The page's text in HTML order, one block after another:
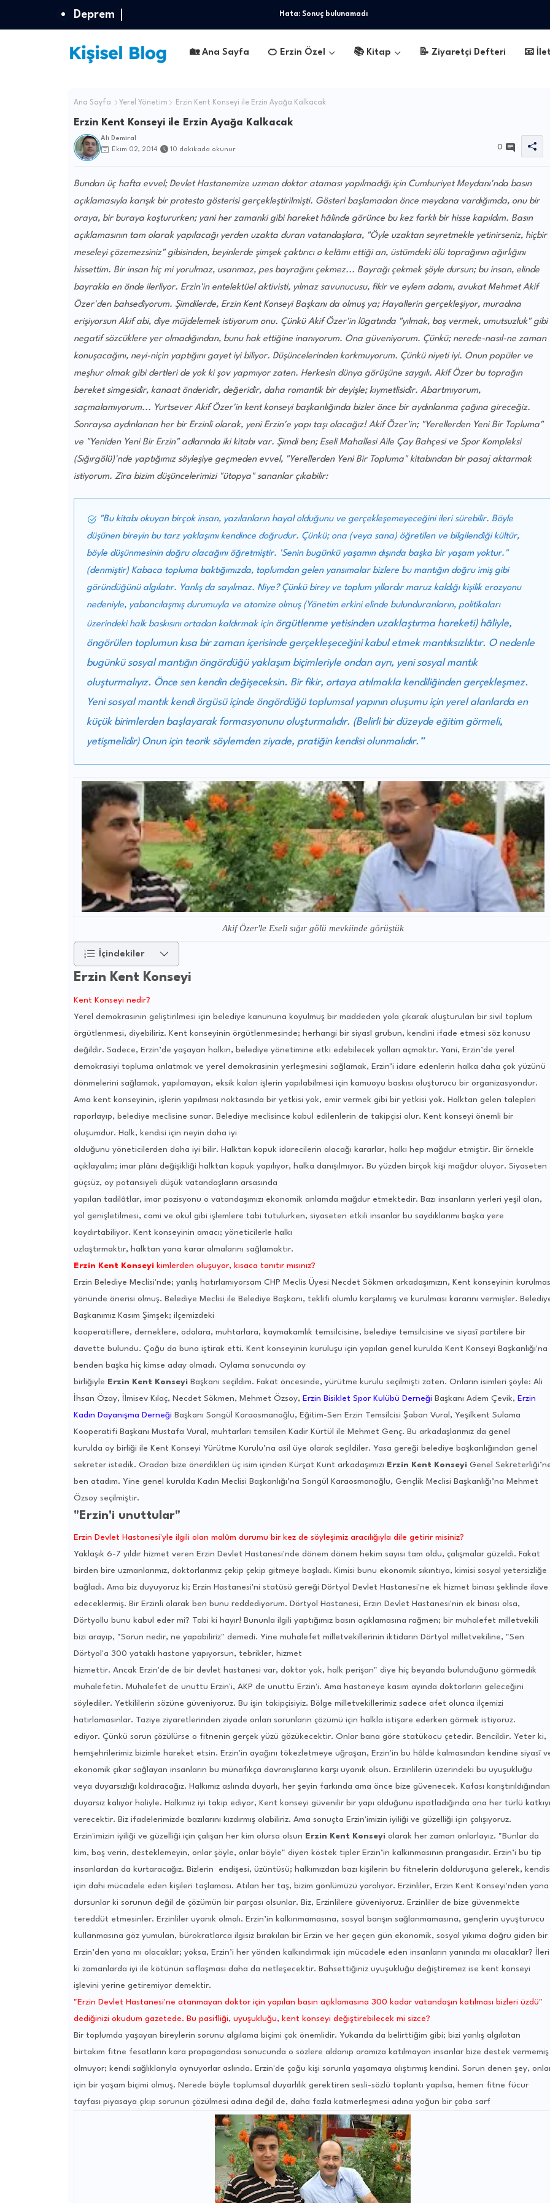
Deprem Hata: Sonuç bulunamadı
🏡 Ana Sayfa 🍊 Erzin Özel 📚 Kitap 📝 Ziyaretçi Defteri 📧
Ana Sayfa Yerel Yönetim Erzin Kent Konseyi ile Erzin Ayağa Kalkacak
Erzin Kent Konseyi ile Erzin Ayağa Kalkacak
Ali Demiral
Ekim 02, 2014
10 dakikada okunur 0
Bundan üç hafta evvel; Devlet Hastanemize uzman doktor ataması yapılmadığı için Cumhuriyet Meydanı'nda basın
açıklamasıyla karışık bir protesto gösterisi gerçekleştirilmişti. Gösteri başlamadan önce meydana vardığımda, onu bir
oraya, bir buraya koştururken; yani her zamanki gibi hareket hâlinde görünce bu kez farklı bir hisse kapıldım. Basın
açıklamasının tam olarak yapılacağı yerden uzakta duran vatandaşlara, "Öyle uzaktan seyretmekle yetinirseniz, hiçbir
meseleyi çözemezsiniz" gibisinden, beyinlerde şimşek çaktırıcı o kelâmı ettiği an, üstümdeki ölü toprağının ağırlığını
hissettim. Bir insan hiç mi yorulmaz, usanmaz, pes bayrağını çekmez... Bayrağı çekmek şöyle dursun; bu insan, elinde
bayrakla en önde ilerliyor. Erzin'in entelektüel aktivisti, yılmaz savunucusu, fikir ve eylem adamı, avukat Mehmet Akif
Özer'den bahsediyorum. Şimdilerde, Erzin Kent Konseyi Başkanı da olmuş ya; Hayallerin gerçekleşiyor, muradına
erişiyorsun Akif abi, diye müjdelemek istiyorum onu. Çünkü Akif Özer'in lûgatında "yılmak, boş vermek, umutsuzluk" gibi
negatif sözcüklere yer olmadığından, bunu hak ettiğine inanıyorum. Ona güveniyorum. Çünkü; nerede-nasıl-ne zaman
konuşacağını, neyi-niçin yaptığını gayet iyi biliyor. Düşüncelerinden korkmuyorum. Çünkü niyeti iyi. Onun popüler ve
meşhur olmak gibi dertleri de yok ki şov yapmıyor zaten. Herkesin dünya görüşüne saygılı. Akif Özer bu toprağın
bereket simgesidir, kanaat önderidir, değeridir, daha romantik bir deyişle; kıymetlisidir. Abartmıyorum,
saçmalamıyorum... Yurtsever Akif Özer'in kent konseyi başkanlığında bizler önce bir aydınlanma çağına gireceğiz.
Sonraysa aydınlanan her bir Erzinli olarak, yeni Erzin'e yapı taşı olacağız! Akif Özer'in; "Yerellerden Yeni Bir Topluma"
ve "Yeniden Yeni Bir Erzin" adlarında iki kitabı var. Şimdi ben; Eseli Mahallesi Aile Çay Bahçesi ve Spor Kompleksi
(Sığırgölü)'nde yaptığımız söyleşiye geçmeden evvel, "Yerellerden Yeni Bir Topluma" kitabından bir pasaj aktarmak
istiyorum. Zira bizim düşüncelerimizi "ütopya" sananlar çıkabilir:
"Bu kitabı okuyan birçok insan, yazılanların hayal olduğunu ve gerçekleşemeyeceğini ileri sürebilir. Böyle
düşünen bireyin bu tarz yaklaşımı kendince doğrudur. Çünkü; ona (veya sana) öğretilen ve bilgilendiği kültür,
böyle düşünmesinin doğru olacağını öğretmiştir. 'Senin bugünkü yaşamın dışında başka bir yaşam yoktur."
(denmiştir) Kabaca topluma baktığımızda, toplumdan gelen yansımalar bizlere bu mantığın doğru imiş gibi
göründüğünü algılatır. Yanlış da sayılmaz. Niye? Çünkü birey ve toplum yıllardır maruz kaldığı kişilik erozyonu
nedeniyle, yabancılaşmış durumuyla ve atomize olmuş (Yönetim erkini elinde bulunduranların, politikaları
üzerindeki halk baskısını ortadan kaldırmak için örgütlenme yetisinden uzaklaştırma hareketi) hâliyle,
öngörülen toplumun kısa bir zaman içerisinde gerçekleşeceğini kabul etmek mantıksızlıktır. O nedenle
bugünkü sosyal mantığın öngördüğü yaklaşım biçimleriyle ondan ayrı, yeni sosyal mantık
oluşturmalıyız. Önce sen kendin değişeceksin. Bir fikir, ortaya atılmakla kendiliğinden gerçekleşmez.
Yeni sosyal mantık kendi örgüsü içinde öngördüğü toplumsal yapının oluşumu için yerel alanlarda en
küçük birimlerden başlayarak formasyonunu oluşturmalıdır. (Belirli bir düzeyde eğitim görmeli,
yetişmelidir) Onun için teorik söylemden ziyade, pratiğin kendisi olunmalıdır.”
Akif Özer'le Eseli sığır gölü mevkiinde görüştük
İçindekiler
Erzin Kent Konseyi
Kent Konseyi nedir?
Yerel demokrasinin geliştirilmesi için belediye kanununa koyulmuş bir maddeden yola çıkarak oluşturulan bir sivil toplum
örgütlenmesi, diyebiliriz. Kent konseyinin örgütlenmesinde; herhangi bir siyasî grubun, kendini ifade etmesi söz konusu
değildir. Sadece, Erzin’de yaşayan halkın, belediye yönetimine etki edebilecek yolları açmaktır. Yani, Erzin’de yerel
demokrasiyi topluma anlatmak ve yerel demokrasinin yerleşmesini sağlamak, Erzin’i idare edenlerin halka daha çok yüzünü
dönmelerini sağlamak, yapılamayan, eksik kalan işlerin yapılabilmesi için kamuoyu baskısı oluşturucu bir organizasyondur.
Ama kent konseyinin, işlerin yapılması noktasında bir yetkisi yok, emir vermek gibi bir yetkisi yok. Halktan gelen talepleri
raporlayıp, belediye meclisine sunar. Belediye meclisince kabul edilenlerin de takipçisi olur. Kent konseyi önemli bir
oluşumdur. Halk, kendisi için neyin daha iyi
olduğunu yöneticilerden daha iyi bilir. Halktan kopuk idarecilerin alacağı kararlar, halkı hep mağdur etmiştir. Bir örnekle
açıklayalım; imar plânı değişikliği halktan kopuk yapılıyor, halka danışılmıyor. Bu yüzden birçok kişi mağdur oluyor. Siyaseten
güçsüz, oy potansiyeli düşük vatandaşların arsasında
yapılan tadilâtlar, imar pozisyonu o vatandaşımızı ekonomik anlamda mağdur etmektedir. Bazı insanların yerleri yeşil alan,
yol genişletilmesi, cami ve okul gibi işlemlere tabi tutulurken, siyaseten etkili insanlar bu saydıklarımı başka yere
kaydırtabiliyor. Kent konseyinin amacı; yöneticilerle halkı
uzlaştırmaktır, halktan yana karar almalarını sağlamaktır.
Erzin Kent Konseyikimlerden oluşuyor, kısaca tanıtır mısınız?
Erzin Belediye Meclisi'nde; yanlış hatırlamıyorsam CHP Meclis Üyesi Necdet Sökmen arkadaşımızın, Kent konseyinin
yönünde önerisi olmuş. Belediye Meclisi ile Belediye Başkanı, teklifi olumlu karşılamış ve kurulması kararını vermişler.
Başkanımız Kasım Şimşek; ilçemizdeki
kooperatiflere, derneklere, odalara, muhtarlara, kaymakamlık temsilcisine, belediye temsilcisine ve siyasî partilere bir
davette bulundu. Çoğu da buna iştirak etti. Kent konseyinin kuruluşu için yapılan genel kurulda Kent Konseyi Başkanlığı'na
benden başka hiç kimse aday olmadı. Oylama sonucunda oy
birliğiyle Erzin Kent KonseyiBaşkanı seçildim. Fakat öncesinde, yürütme kurulu seçilmişti zaten. Onların isimleri şöyle: Ali
İhsan Özay, İlmisev Kılaç, Necdet Sökmen, Mehmet Özsoy, Erzin Bisiklet Spor Kulübü Derneği Başkanı Adem Çevik, Erzin
Kadın Dayanışma Derneği Başkanı Songül Karaosmanoğlu, Eğitim-Sen Erzin Temsilcisi Şaban Vural, Yeşilkent Sulama
Kooperatifi Başkanı Mustafa Vural, muhtarları temsilen Kadir Kürtül ile Mehmet Genç. Bu arkadaşlarımız da genel
kurulda oy birliği ile Kent Konseyi Yürütme Kurulu’na asil üye olarak seçildiler. Yasa gereği belediye başkanlığından genel
sekreter istedik. Oradan bize önerdikleri üç isim içinden Kürşat Kunt arkadaşımızı Erzin Kent Konseyi Genel
ben atadım. Yine genel kurulda Kadın Meclisi Başkanlığı’na Songül Karaosmanoğlu, Gençlik Meclisi Başkanlığı’na Mehmet
Özsoy seçilmiştir.
"Erzin'i unuttular"
Erzin Devlet Hastanesi'yle ilgili olan malûm durumu bir kez de söyleşimiz aracılığıyla dile getirir misiniz?
Yaklaşık 6-7 yıldır hizmet veren Erzin Devlet Hastanesi'nde dönem dönem hekim sayısı tam oldu, çalışmalar güzeldi. Fakat
birden bire uzmanlarımız, doktorlarımız çekip çekip gitmeye başladı. Kimisi bunu ekonomik sıkıntıya, kimisi sosyal yetersizliğe
bağladı. Ama biz duyuyoruz ki; Erzin Hastanesi'ni statüsü gereği Dörtyol Devlet Hastanesi'ne ek hizmet binası şeklinde ilave
edeceklermiş. Bir Erzinli olarak ben bunu reddediyorum. Dörtyol Hastanesi, Erzin Devlet Hastanesi'nin ek binası olsa,
Dörtyollu bunu kabul eder mi? Tabi ki hayır! Bununla ilgili yaptığımız basın açıklamasına rağmen; bir muhalefet milletvekili
bizi arayıp, "Sorun nedir, ne yapabiliriz" demedi. Yine muhalefet milletvekillerinin iktidarın Dörtyol milletvekiline, "Sen
Dörtyol'a 300 yataklı hastane yapıyorsun, tebrikler, hizmet
hizmettir. Ancak Erzin'de de bir devlet hastanesi var, doktor yok, halk perişan" diye hiç beyanda bulunduğunu görmedik
muhalefetin. Muhalefet de unuttu Erzin'i, AKP de unuttu Erzin'i. Ama hastaneye kasım ayında doktorların geleceğini
söylediler. Yetkililerin sözüne güveniyoruz. Bu işin takipçisiyiz. Bölge milletvekillerimiz sadece afet olunca ilçemizi
hatırlamasınlar. Taziye ziyaretlerinden ziyade onları sorunların çözümü için halkla istişare ederken görmek istiyoruz.
ediyor. Çünkü sorun çözülürse o fitnenin gerçek yüzü gözükecektir. Onlar bana göre statükocu çetedir. Bencildir. Yeter ki,
hemşehrilerimiz bizimle hareket etsin. Erzin'in ayağını tökezletmeye uğraşan, Erzin'in bu hâlde kalmasından kendine siyasî
ekonomik çıkar sağlayan insanların bu münafıkça davranışlarına karşı uyanık olsun. Erzinlilerin üzerindeki bu uyuşukluğu
veya duyarsızlığı kaldıracağız. Halkımız aslında duyarlı, her şeyin farkında ama önce bize güvenecek. Kafası karıştırıldığından
duyarsız kalıyor haliyle. Halkımız iyi takip ediyor, Kent konseyi güvenilir bir yapı olduğunu ispatladığında ona her türlü katkıyı
verecektir. Biz ifadelerimizde bazılarını kızdırmış olabiliriz. Ama sonuçta Erzin'imizin iyiliği ve güzelliği için çalışıyoruz.
Erzin'imizin iyiliği ve güzelliği için çalışan her kim olursa olsun Erzin Kent Konseyiolarak her zaman onlarlayız. "Bunlar da
kim, boş verin, desteklemeyin, onlar şöyle, onlar böyle" diyen köstek tipler Erzin’in kalkınmasının prangasıdır. Erzin’i bu tip
insanlardan da kurtaracağız. Bizlerin endişesi, üzüntüsü; halkımızdan bazı kişilerin bu fitnelerin dolduruşuna gelerek,
için dahi mücadele eden kişileri taşlaması. Atılan her taş, bizim gönlümüzü yaralıyor. Erzinliler, Erzin Kent Konseyi'nden yana
dursunlar ki sorunun değil de çözümün bir parçası olsunlar. Biz, Erzinlilere güveniyoruz. Erzinliler de bize güvenmekte
tereddüt etmesinler. Erzinliler uyanık olmalı. Erzin’in kalkınmamasına, sosyal barışın sağlanmamasına, gençlerin uyuşturucu
kullanmasına göz yumulan, bürokratlarca ilgisiz bırakılan bir Erzin ve her geçen gün ekonomik, sosyal yıkıma doğru giden bir
Erzin’den yana mı olacaklar; yoksa, Erzin’i her yönden kalkındırmak için mücadele eden insanların yanında mı olacaklar? İleri
ki zamanlarda iyi ile kötünün saflaşması daha da netleşecektir. Bahsettiğiniz uyuşukluğu değiştiremez ise kent konseyi
işlevini yerine getiremiyor demektir.
"Erzin Devlet Hastanesi'ne atanmayan doktor için yapılan basın açıklamasına 300 kadar vatandaşın katılması bizleri üzdü"
dediğinizi okudum gazetede. Bu pasifliği, uyuşukluğu, kent konseyi değiştirebilecek mi sizce?
Bir toplumda yaşayan bireylerin sorunu algılama biçimi çok önemlidir. Yukarıda da belirttiğim gibi; bizi yanlış algılatan
birtakım fitne fesatların kara propagandası sonucunda o sözlere aldanıp aramıza katılmayan insanlar bize destek vermemiş
olmuyor; kendi sağlıklarıyla oynuyorlar aslında. Erzin'de çoğu kişi sorunla yaşamaya alıştırmış kendini. Sorun denen şey,
için bir yaşam biçimi olmuş. Nerede böyle toplumsal duyarlılık gerektiren sesli-sözlü toplantı yapılsa, hemen fitne fücur
tayfası piyasaya çıkıp sorunun çözülmesi adına değil de, daha fazla katmerleşmesi adına yoğun bir çaba sarf